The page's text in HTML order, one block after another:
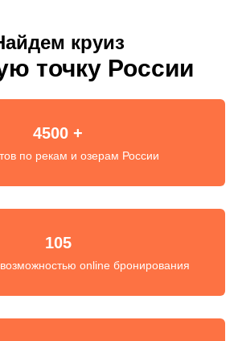
круиз
точку России
4500 +
по рекам и озерам России
105
online бронирования